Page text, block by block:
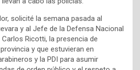
solicité la semana pasada al
y al Jefe de la Defensa Nacional
Ricotti, la presencia de
y que estuvieran en
y la PDI para asumir